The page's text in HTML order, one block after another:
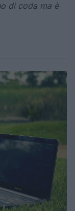
di coda ma è